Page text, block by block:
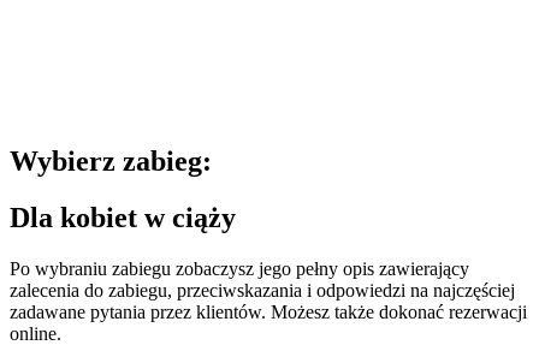
Wybierz zabieg:
Dla kobiet w ciąży
Po wybraniu zabiegu zobaczysz jego pełny opis zawierający
zalecenia do zabiegu, przeciwskazania i odpowiedzi na najczęściej
zadawane pytania przez klientów. Możesz także dokonać rezerwacji
online.